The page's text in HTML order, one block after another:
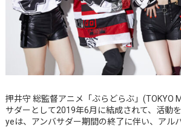
押井守 総監督アニメ「ぶらどらぶ」(TOKYO
サダーとして2019年6月に結成されて、活動
yeは、アンバサダー期間の終了に伴い、アル